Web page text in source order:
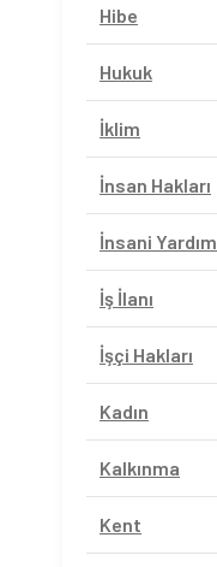
Hibe
Hukuk
İklim
İnsan Hakları
İnsani Yardım
İş İlanı
İşçi Hakları
Kadın
Kalkınma
Kent